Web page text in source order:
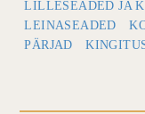
LILLESEADED JA
LEINASEADED
PÄRJAD